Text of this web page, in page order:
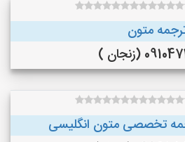
متون
(زنجان )
تخصصی متون انگلیسی